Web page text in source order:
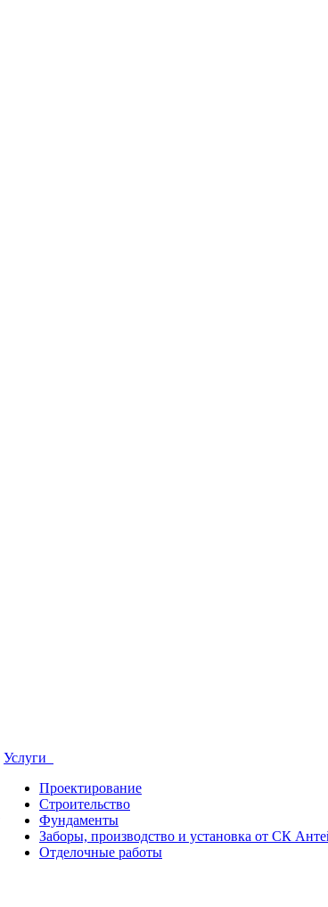
Услуги
Проектирование
Строительство
Фундаменты
Заборы, производство и установка от СК
Отделочные работы